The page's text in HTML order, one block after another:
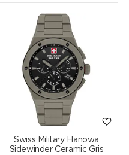
Swiss Military Hanowa
Sidewinder Ceramic Gris